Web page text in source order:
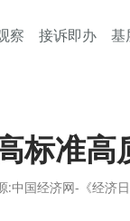
察 接诉即办 基
标准高
:中国经济网-《经济日